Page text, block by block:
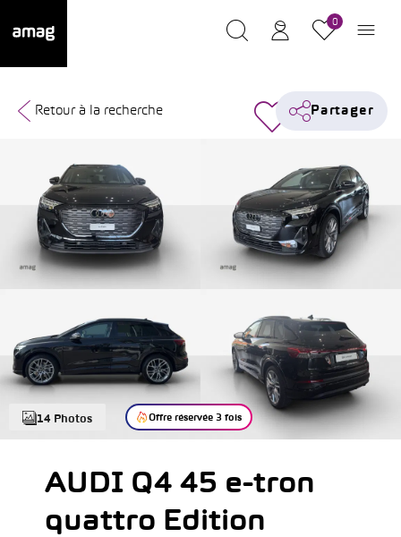
0
14 Photos Offre réservée 3 fois
Retour à la recherche Partager
AUDI Q4 45 e-tron
quattro Edition